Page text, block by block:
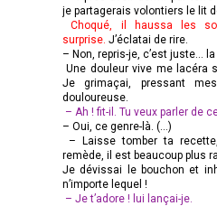
je partagerais volontiers le lit
Choqué, il haussa les
surprise. J’éclatai de rire.
– Non, repris-je, c’est juste…
Une douleur vive me lacéra
Je grimaçai, pressant
douloureuse.
– Ah ! fit-il. Tu veux parler de
– Oui, ce genre-là. (…)
– Laisse tomber ta
remède, il est beaucoup plus
Je dévissai le bouchon et
n’importe lequel !
– Je t’adore ! lui lançai-je.